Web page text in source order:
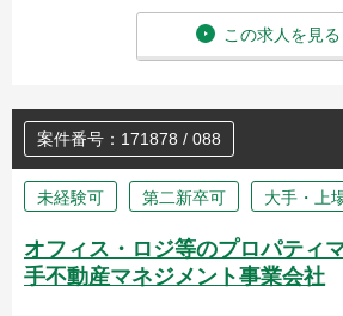
この求人を見る
案件番号：171878 / 088
未経験可 第二新卒可 大手・上
オフィス・ロジ等のプロパティ
手不動産マネジメント事業会社